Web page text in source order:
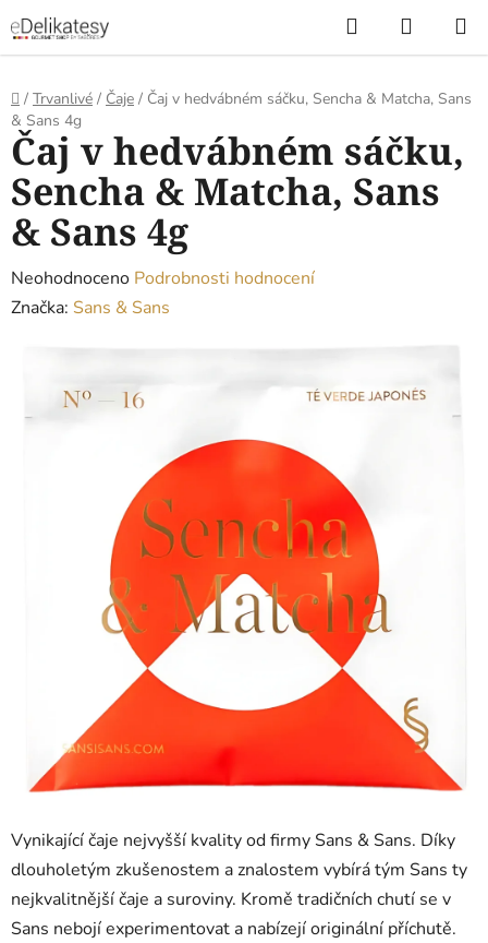
na
obsah
Hledat
KOŠÍK
Domů
/ Trvanlivé / Čaje / Čaj v hedvábném sáčku, Sencha & Matcha, Sans
& Sans 4g
Vynikající čaje nejvyšší kvality od firmy Sans & Sans. Díky
dlouholetým zkušenostem a znalostem vybírá tým Sans ty
nejkvalitnější čaje a suroviny. Kromě tradičních chutí se v
Sans nebojí experimentovat a nabízejí originální příchutě.
Čaj v hedvábném sáčku,
Sencha & Matcha, Sans
& Sans 4g
Průměrné
hodnocení
Neohodnoceno Podrobnosti hodnocení
Značka: Sans & Sans